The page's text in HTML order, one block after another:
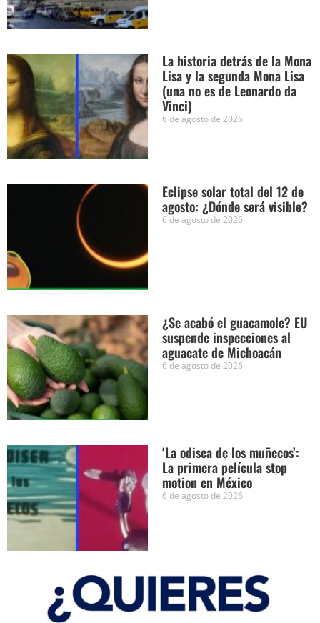
La historia detrás de la Mona
Lisa y la segunda Mona Lisa
(una no es de Leonardo da
Vinci)
6 de agosto de 2026
Eclipse solar total del 12 de
agosto: ¿Dónde será visible?
6 de agosto de 2026
¿Se acabó el guacamole? EU
suspende inspecciones al
aguacate de Michoacán
6 de agosto de 2026
‘La odisea de los muñecos’:
La primera película stop
motion en México
6 de agosto de 2026